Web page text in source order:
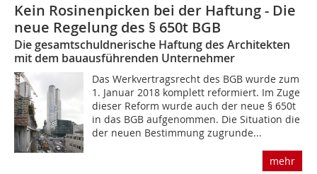
Kein Rosinenpicken bei der Haftung - Die
neue Regelung des § 650t BGB
Die gesamtschuldnerische Haftung des Architekten
mit dem bauausführenden Unternehmer
Das Werkvertragsrecht des BGB wurde zum
1. Januar 2018 komplett reformiert. Im Zuge
dieser Reform wurde auch der neue § 650t
in das BGB aufgenommen. Die Situation die
der neuen Bestimmung zugrunde...
mehr